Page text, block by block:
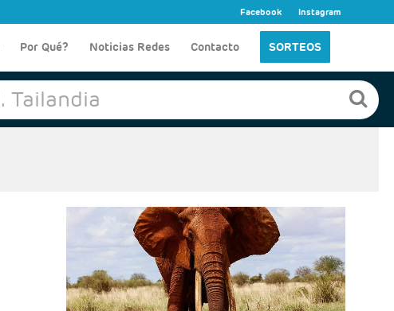
Facebook Instagram
Por Qué? Noticias Redes Contacto SORTEOS
Salidas: Martes, jueves y domingos
Ruta. 1 noche Diani + 1 noche safari Tsavo + 4 noches
Diani (ampliables
Régimen: Todo incluido en Diani y PC en Safari